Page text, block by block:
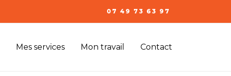
07 49 73 63 97
Mes services Mon travail Contact